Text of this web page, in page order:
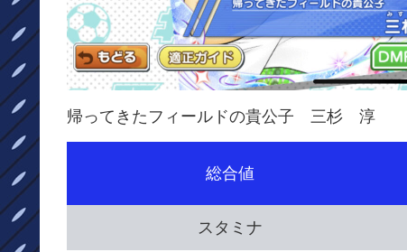
帰ってきたフィールドの貴公子 三杉 淳
総合値
スタミナ